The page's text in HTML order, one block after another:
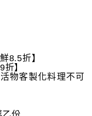
8.5折】
】
物客製化料理不可